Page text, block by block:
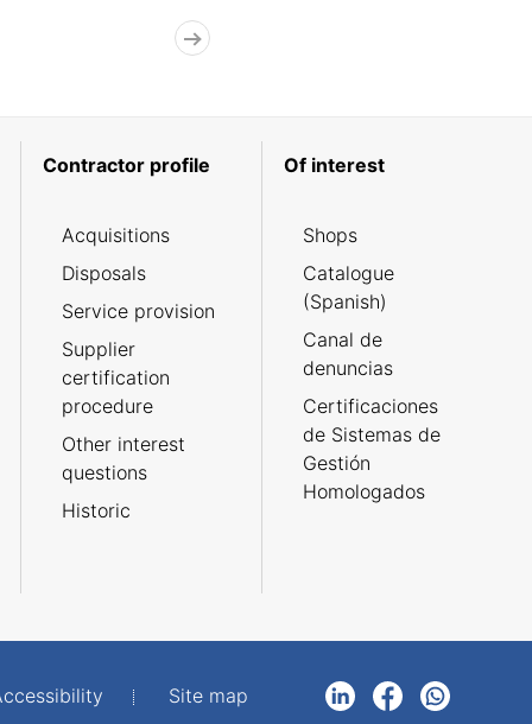
Contractor profile
Acquisitions
Disposals
Service provision
Supplier
certification
procedure
Other interest
questions
Historic
Of interest
Shops
Catalogue
(Spanish)
Canal de
denuncias
Certificaciones
de Sistemas de
Gestión
Homologados
Site map
LinkedInFacebookWhatsApp